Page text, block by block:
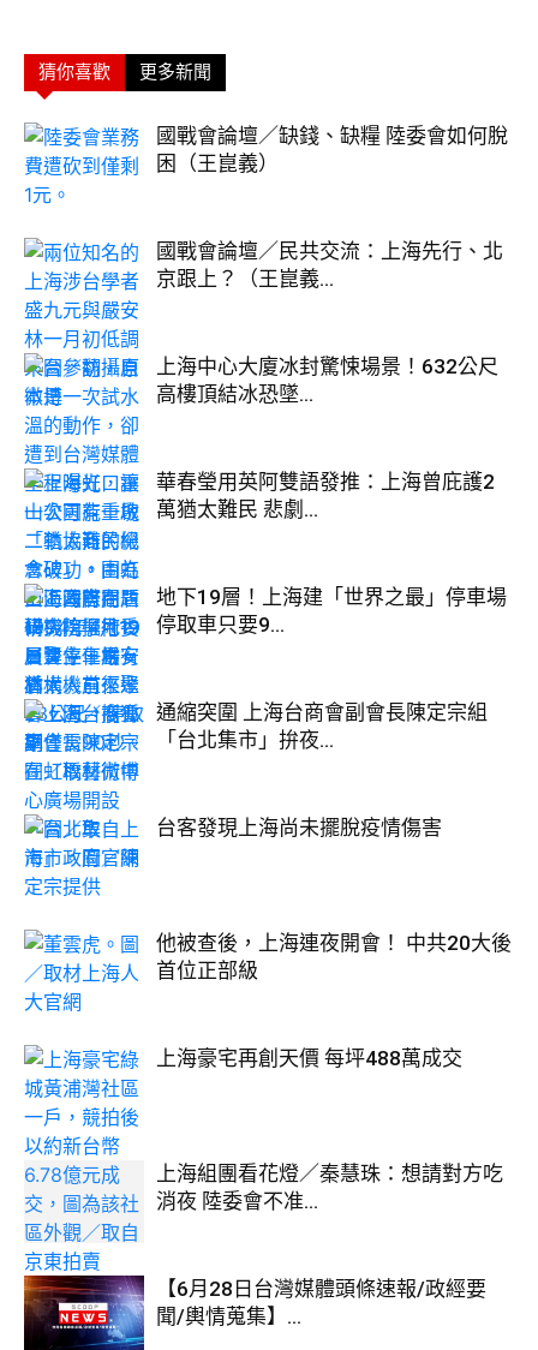
猜你喜歡 更多新聞
國戰會論壇／缺錢、缺糧 陸委會如何脫
困（王崑義）
國戰會論壇／民共交流：上海先行、北
京跟上？（王崑義...
上海中心大廈冰封驚悚場景！632公尺
高樓頂結冰恐墜...
華春瑩用英阿雙語發推：上海曾庇護2
萬猶太難民 悲劇...
地下19層！上海建「世界之最」停車場
停取車只要9...
通縮突圍 上海台商會副會長陳定宗組
「台北集市」拚夜...
台客發現上海尚未擺脫疫情傷害
他被查後，上海連夜開會！ 中共20大後
首位正部級
上海豪宅再創天價 每坪488萬成交
上海組團看花燈／秦慧珠：想請對方吃
消夜 陸委會不准...
【6月28日台灣媒體頭條速報/政經要
聞/輿情蒐集】...